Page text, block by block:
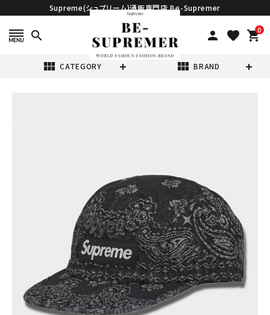
Supreme(シュプリーム)通販専門店 Be-Supremer
search person favorite 0
shopping_cart
view_module CATEGORY view_module BRAND
Cap バンダナジ
ャガードデニムキ
ャンプキャップ ブ
ラック 黒
NEW ITEMS